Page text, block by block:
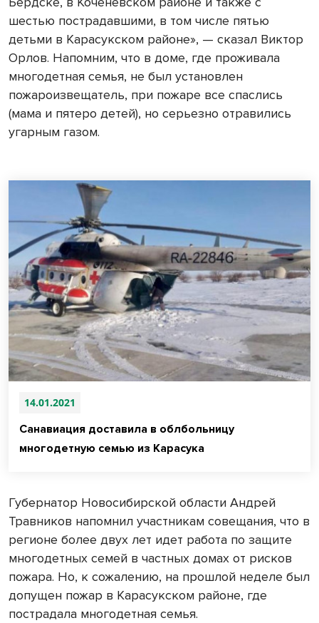
шестью пострадавшими, в том числе пятью
детьми в Карасукском районе», — сказал Виктор
Орлов. Напомним, что в доме, где проживала
многодетная семья, не был установлен
пожароизвещатель, при пожаре все спаслись
(мама и пятеро детей), но серьезно отравились
угарным газом.
14.01.2021
Санавиация доставила в облбольницу
многодетную семью из Карасука
Губернатор Новосибирской области Андрей
Травников напомнил участникам совещания, что в
регионе более двух лет идет работа по защите
многодетных семей в частных домах от рисков
пожара. Но, к сожалению, на прошлой неделе был
допущен пожар в Карасукском районе, где
пострадала многодетная семья.